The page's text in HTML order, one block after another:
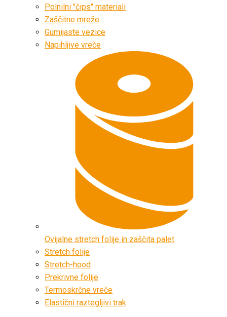
Polnilni "čips" materiali
Zaščitne mreže
Gumijaste vezice
Napihljive vreče
Ovijalne stretch folije in zaščita palet
Stretch folije
Stretch-hood
Prekrivne folije
Termoskrčne vreče
Elastični raztegljivi trak